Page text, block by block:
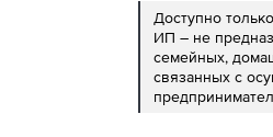
Доступно
ИП – не
семейных,
связанных с